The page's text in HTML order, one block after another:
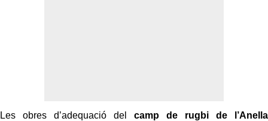
Les obres d’adequació del camp de rugbi de l’Anella